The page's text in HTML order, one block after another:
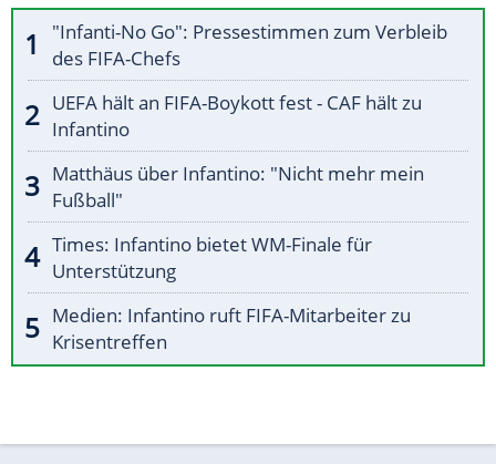
"Infanti-No Go": Pressestimmen zum Verbleib
des FIFA-Chefs
UEFA hält an FIFA-Boykott fest - CAF hält zu
Infantino
Matthäus über Infantino: "Nicht mehr mein
Fußball"
Times: Infantino bietet WM-Finale für
Unterstützung
Medien: Infantino ruft FIFA-Mitarbeiter zu
Krisentreffen